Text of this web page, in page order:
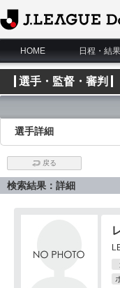
J.League Data Site
HOME
日程・結果
選手・監督・審判
選手詳細
戻る
検索結果：詳細